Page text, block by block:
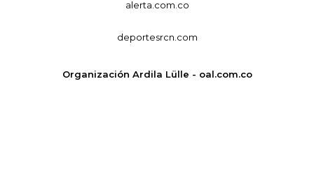
alerta.com.co
deportesrcn.com
Organización Ardila Lülle - oal.com.co